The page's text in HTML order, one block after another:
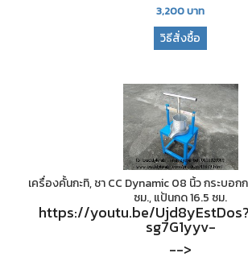
3,200บาท
วิธีสั่งซื้อ
เครื่องคั้นกะทิ, ชา CC Dynamic 08 นิ้ว กระบอก
ซม., แป้นกด 16.5 ซม.
https://youtu.be/
sg7G1yyv-
-->